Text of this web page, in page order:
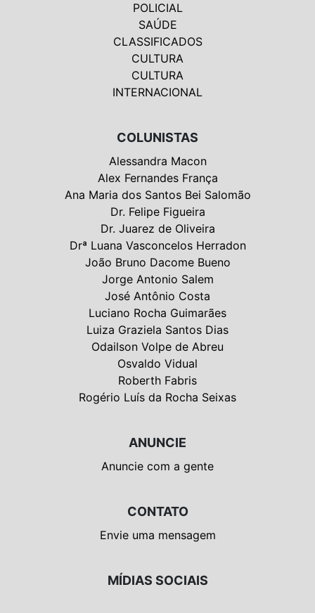
POLICIAL
SAÚDE
CLASSIFICADOS
CULTURA
CULTURA
INTERNACIONAL
COLUNISTAS
Alessandra Macon
Alex Fernandes França
Ana Maria dos Santos Bei Salomão
Dr. Felipe Figueira
Dr. Juarez de Oliveira
Drª Luana Vasconcelos Herradon
João Bruno Dacome Bueno
Jorge Antonio Salem
José Antônio Costa
Luciano Rocha Guimarães
Luiza Graziela Santos Dias
Odailson Volpe de Abreu
Osvaldo Vidual
Roberth Fabris
Rogério Luís da Rocha Seixas
ANUNCIE
Anuncie com a gente
CONTATO
Envie uma mensagem
MÍDIAS SOCIAIS